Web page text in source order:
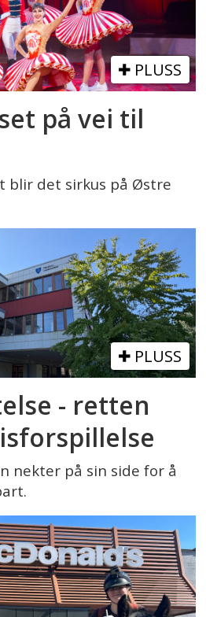
PLUSS
på vei til
blir det sirkus på Østre
PLUSS
- retten
nekter på sin side for å